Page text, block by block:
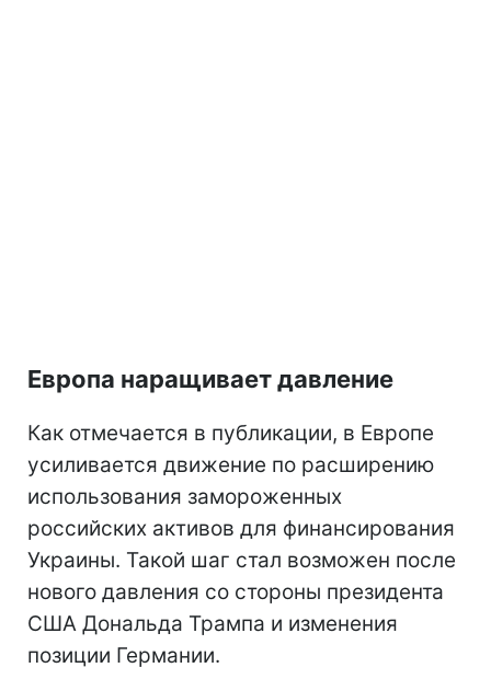
Европа наращивает давление
Как отмечается в публикации, в Европе
усиливается движение по расширению
использования замороженных
российских активов для финансирования
Украины. Такой шаг стал возможен после
нового давления со стороны президента
США Дональда Трампа и изменения
позиции Германии.